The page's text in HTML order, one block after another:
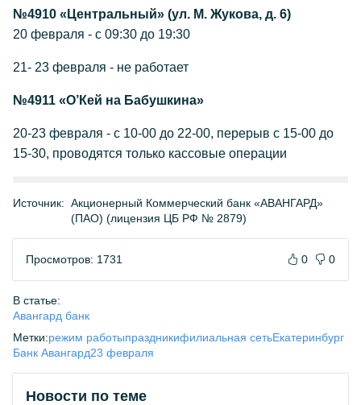
№4910 «Центральный» (ул. М. Жукова, д. 6)
20 февраля - с 09:30 до 19:30
21- 23 февраля - не работает
№4911 «О’Кей на Бабушкина»
20-23 февраля - с 10-00 до 22-00, перерыв с 15-00 до
15-30, проводятся только кассовые операции
Источник: Акционерный Коммерческий банк «АВАНГАРД»
(ПАО) (лицензия ЦБ РФ № 2879)
Просмотров: 1731 0 0
В статье:
Авангард банк
Метки:режим работыпраздникифилиальная сетьЕкатеринбург
Банк Авангард23 февраля
Новости по теме